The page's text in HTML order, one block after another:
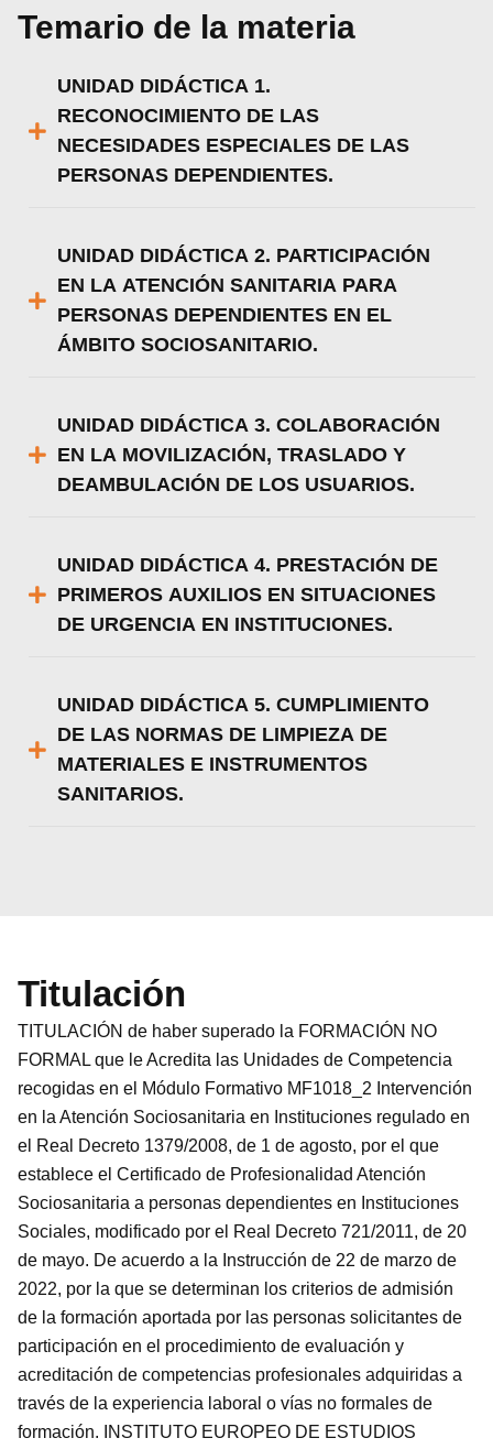
Temario de la materia
UNIDAD DIDÁCTICA 1.
RECONOCIMIENTO DE LAS
NECESIDADES ESPECIALES DE LAS
PERSONAS DEPENDIENTES.
UNIDAD DIDÁCTICA 2. PARTICIPACIÓN
EN LA ATENCIÓN SANITARIA PARA
PERSONAS DEPENDIENTES EN EL
ÁMBITO SOCIOSANITARIO.
UNIDAD DIDÁCTICA 3. COLABORACIÓN
EN LA MOVILIZACIÓN, TRASLADO Y
DEAMBULACIÓN DE LOS USUARIOS.
UNIDAD DIDÁCTICA 4. PRESTACIÓN DE
PRIMEROS AUXILIOS EN SITUACIONES
DE URGENCIA EN INSTITUCIONES.
UNIDAD DIDÁCTICA 5. CUMPLIMIENTO
DE LAS NORMAS DE LIMPIEZA DE
MATERIALES E INSTRUMENTOS
SANITARIOS.
Titulación
TITULACIÓN de haber superado la FORMACIÓN NO
FORMAL que le Acredita las Unidades de Competencia
recogidas en el Módulo Formativo MF1018_2 Intervención
en la Atención Sociosanitaria en Instituciones regulado en
el Real Decreto 1379/2008, de 1 de agosto, por el que
establece el Certificado de Profesionalidad Atención
Sociosanitaria a personas dependientes en Instituciones
Sociales, modificado por el Real Decreto 721/2011, de 20
de mayo. De acuerdo a la Instrucción de 22 de marzo de
2022, por la que se determinan los criterios de admisión
de la formación aportada por las personas solicitantes de
participación en el procedimiento de evaluación y
acreditación de competencias profesionales adquiridas a
través de la experiencia laboral o vías no formales de
formación. INSTITUTO EUROPEO DE ESTUDIOS